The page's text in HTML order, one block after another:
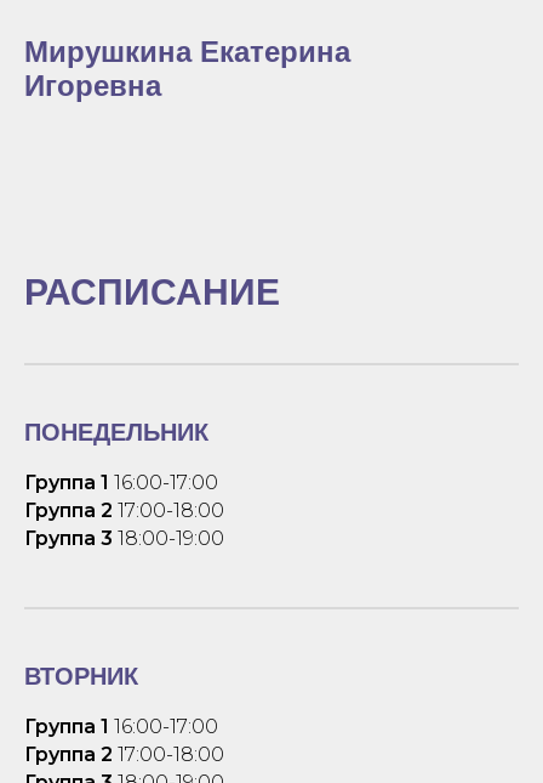
Мирушкина Екатерина
Игоревна
РАСПИСАНИЕ
ПОНЕДЕЛЬНИК
Группа 1 16:00-17:00
Группа 2 17:00-18:00
Группа 3 18:00-19:00
ВТОРНИК
Группа 1 16:00-17:00
Группа 2 17:00-18:00